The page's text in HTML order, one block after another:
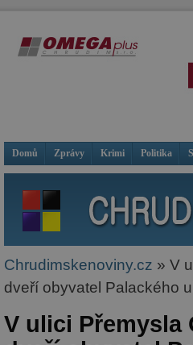
Domů Zprávy Krimi Politika
Chrudimskenoviny.cz » V
dveří obyvatel Palackého
V ulici Přemysla